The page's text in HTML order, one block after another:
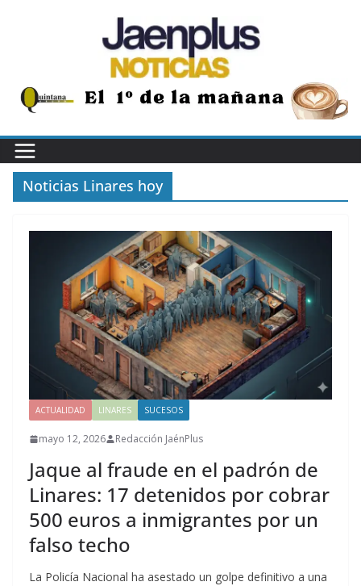
Noticias Linares hoy
ACTUALIDAD LINARES SUCESOS
mayo 12, 2026 Redacción JaénPlus
Jaque al fraude en el padrón de
Linares: 17 detenidos por cobrar
500 euros a inmigrantes por un
falso techo
La Policía Nacional ha asestado un golpe definitivo a una